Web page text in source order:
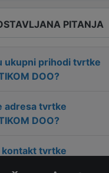
PITANJA
ukupni prihodi tvrtke
DOO?
adresa tvrtke
DOO?
kontakt tvrtke